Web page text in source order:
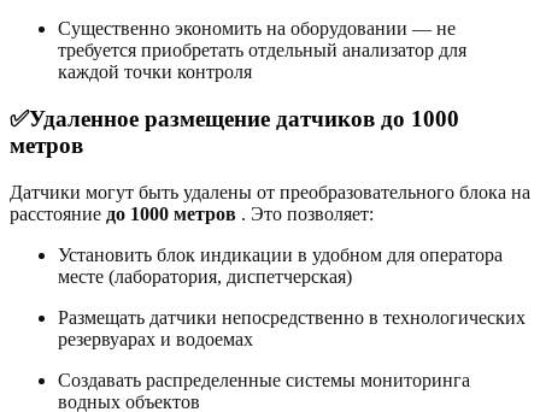
Существенно экономить на оборудовании — не
требуется приобретать отдельный анализатор для
каждой точки контроля
✅Удаленное размещение датчиков до 1000
метров
Датчики могут быть удалены от преобразовательного блока на
расстояние до 1000 метров . Это позволяет:
Установить блок индикации в удобном для оператора
месте (лаборатория, диспетчерская)
Размещать датчики непосредственно в технологических
резервуарах и водоемах
Создавать распределенные системы мониторинга
водных объектов